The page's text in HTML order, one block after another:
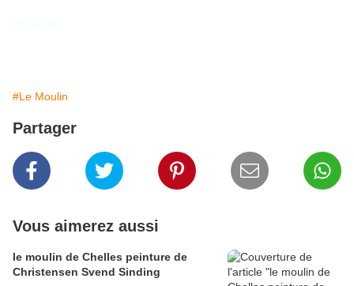
#Le Moulin
Partager
Vous aimerez aussi
le moulin de Chelles peinture de
Christensen Svend Sinding